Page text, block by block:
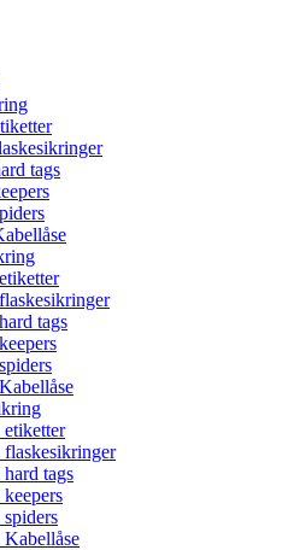
tags
tags
tags